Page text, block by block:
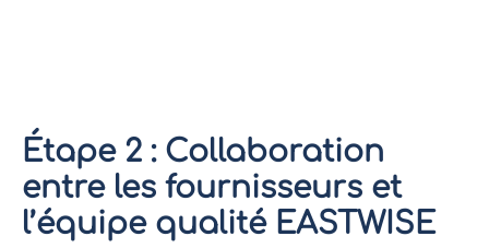
Étape 2 : Collaboration
entre les fournisseurs et
l’équipe qualité EASTWISE